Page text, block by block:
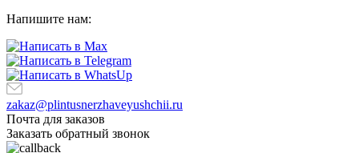
Напишите нам:
zakaz@plintusnerzhaveyushchii.ru
Почта для заказов
Заказать обратный звонок